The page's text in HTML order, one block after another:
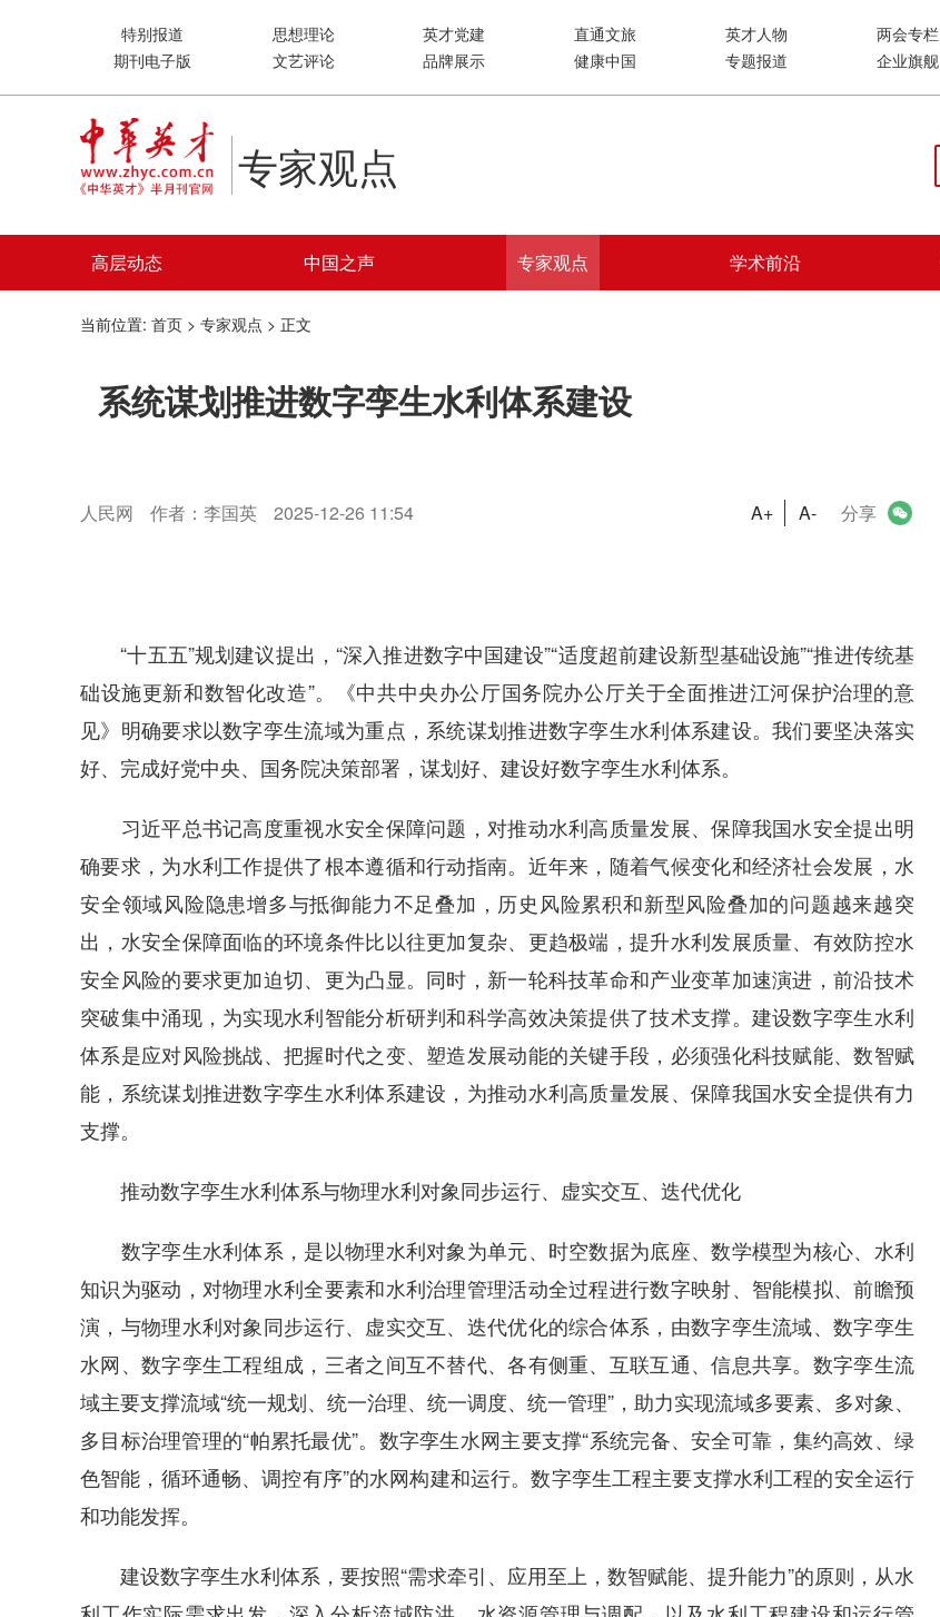
特别报道 思想理论 英才党建 直通文旅 英才人物 两会专栏
期刊电子版
文艺评论 品牌展示 健康中国 专题报道 企业旗舰
专家观点
高层动态 中国之声 专家观点 学术前沿
当前位置: 首页 > 专家观点 > 正文
系统谋划推进数字孪生水利体系建设
人民网 作者：李国英 2025-12-26 11:54 A+ A- 分享
“十五五”规划建议提出，“深入推进数字中国建设”“适度超前建设新型基础设施”“推进传统基
础设施更新和数智化改造”。《中共中央办公厅国务院办公厅关于全面推进江河保护治理的意
见》明确要求以数字孪生流域为重点，系统谋划推进数字孪生水利体系建设。我们要坚决落实
好、完成好党中央、国务院决策部署，谋划好、建设好数字孪生水利体系。
习近平总书记高度重视水安全保障问题，对推动水利高质量发展、保障我国水安全提出明
确要求，为水利工作提供了根本遵循和行动指南。近年来，随着气候变化和经济社会发展，水
安全领域风险隐患增多与抵御能力不足叠加，历史风险累积和新型风险叠加的问题越来越突
出，水安全保障面临的环境条件比以往更加复杂、更趋极端，提升水利发展质量、有效防控水
安全风险的要求更加迫切、更为凸显。同时，新一轮科技革命和产业变革加速演进，前沿技术
突破集中涌现，为实现水利智能分析研判和科学高效决策提供了技术支撑。建设数字孪生水利
体系是应对风险挑战、把握时代之变、塑造发展动能的关键手段，必须强化科技赋能、数智赋
能，系统谋划推进数字孪生水利体系建设，为推动水利高质量发展、保障我国水安全提供有力
支撑。
推动数字孪生水利体系与物理水利对象同步运行、虚实交互、迭代优化
数字孪生水利体系，是以物理水利对象为单元、时空数据为底座、数学模型为核心、水利
知识为驱动，对物理水利全要素和水利治理管理活动全过程进行数字映射、智能模拟、前瞻预
演，与物理水利对象同步运行、虚实交互、迭代优化的综合体系，由数字孪生流域、数字孪生
水网、数字孪生工程组成，三者之间互不替代、各有侧重、互联互通、信息共享。数字孪生流
域主要支撑流域“统一规划、统一治理、统一调度、统一管理”，助力实现流域多要素、多对象、
多目标治理管理的“帕累托最优”。数字孪生水网主要支撑“系统完备、安全可靠，集约高效、绿
色智能，循环通畅、调控有序”的水网构建和运行。数字孪生工程主要支撑水利工程的安全运行
和功能发挥。
建设数字孪生水利体系，要按照“需求牵引、应用至上，数智赋能、提升能力”的原则，从水